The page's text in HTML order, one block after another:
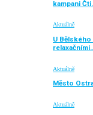
kampani
Aktuálně
U
Aktuálně
Město
Aktuálně